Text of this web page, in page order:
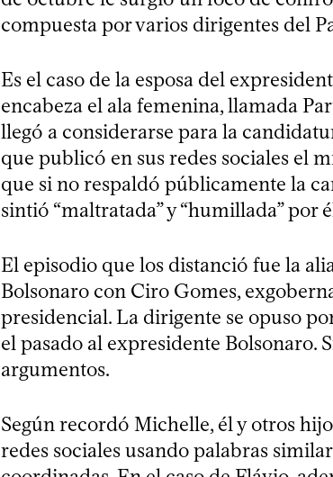
compuesta por varios dirigentes del
Es el caso de la esposa del
encabeza el ala femenina, llamada
llegó a considerarse para la
que publicó en sus redes sociales el
que si no respaldó públicamente la
sintió “maltratada” y “humillada” por
El episodio que los distanció fue la
Bolsonaro con Ciro Gomes,
presidencial. La dirigente se opuso
el pasado al expresidente Bolsonaro.
argumentos.
Según recordó Michelle, él y otros
redes sociales usando palabras